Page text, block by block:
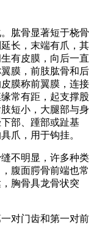
肱骨显著短于桡骨
长，末端有爪，其
有皮膜，向后一直
膜，前肢肱骨和后
膜称前翼膜，连接
常有距，起支撑股
短小，大腿部与身
部、踵部或趾基
爪，用于钩挂。
不明显，许多种类
腹面腭骨前端也常
胸骨具龙骨状突
对门齿和第一对前